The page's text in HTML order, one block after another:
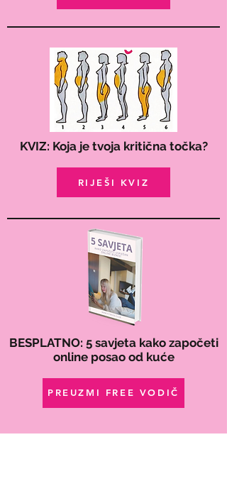
KVIZ: Koja je tvoja kritična točka?
RIJEŠI KVIZ
BESPLATNO: 5 savjeta kako započeti
online posao od kuće
PREUZMI FREE VODIČ